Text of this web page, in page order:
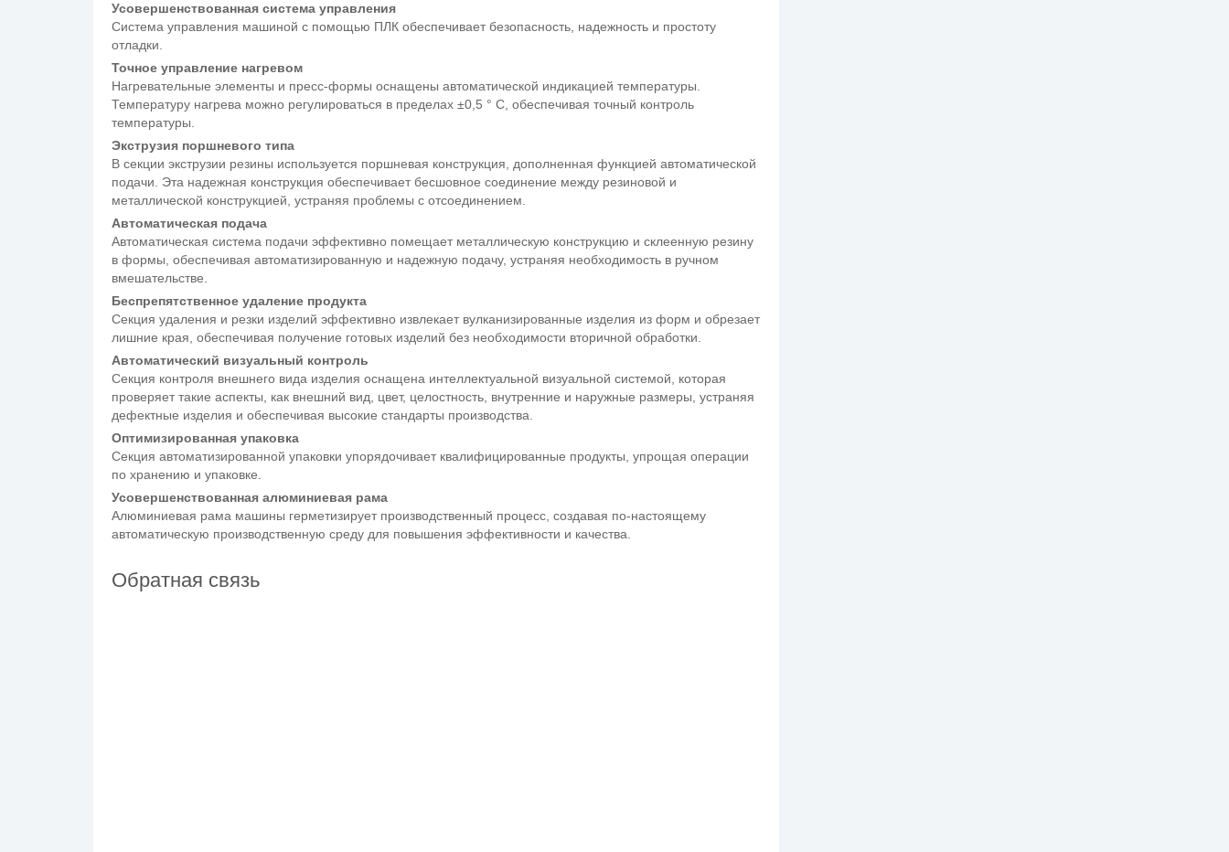
Усовершенствованная система управления
Система управления машиной с помощью ПЛК обеспечивает безопасность, надежность и простоту
отладки.
Точное управление нагревом
Нагревательные элементы и пресс-формы оснащены автоматической индикацией температуры.
Температуру нагрева можно регулироваться в пределах ±0,5 ° C, обеспечивая точный контроль
температуры.
Экструзия поршневого типа
В секции экструзии резины используется поршневая конструкция, дополненная функцией автоматической
подачи. Эта надежная конструкция обеспечивает бесшовное соединение между резиновой и
металлической конструкцией, устраняя проблемы с отсоединением.
Автоматическая подача
Автоматическая система подачи эффективно помещает металлическую конструкцию и склеенную резину
в формы, обеспечивая автоматизированную и надежную подачу, устраняя необходимость в ручном
вмешательстве.
Беспрепятственное удаление продукта
Секция удаления и резки изделий эффективно извлекает вулканизированные изделия из форм и обрезает
лишние края, обеспечивая получение готовых изделий без необходимости вторичной обработки.
Автоматический визуальный контроль
Секция контроля внешнего вида изделия оснащена интеллектуальной визуальной системой, которая
проверяет такие аспекты, как внешний вид, цвет, целостность, внутренние и наружные размеры, устраняя
дефектные изделия и обеспечивая высокие стандарты производства.
Оптимизированная упаковка
Секция автоматизированной упаковки упорядочивает квалифицированные продукты, упрощая операции
по хранению и упаковке.
Усовершенствованная алюминиевая рама
Алюминиевая рама машины герметизирует производственный процесс, создавая по-настоящему
автоматическую производственную среду для повышения эффективности и качества.
Обратная связь